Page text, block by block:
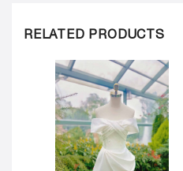
RELATED PRODUCTS